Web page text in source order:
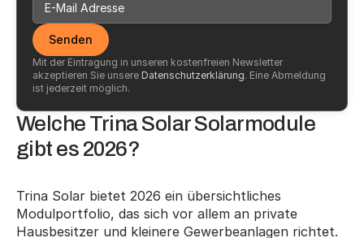
Senden
Mit der Eintragung in unseren kostenfreien Newsletter
akzeptieren Sie unsere Datenschutzerklärung. Eine Abmeldung
ist jederzeit möglich.
Welche Trina Solar Solarmodule
gibt es 2026?
Trina Solar bietet 2026 ein übersichtliches
Modulportfolio, das sich vor allem an private
Hausbesitzer und kleinere Gewerbeanlagen richtet.